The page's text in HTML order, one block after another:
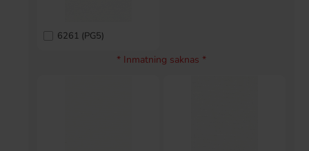
6261 (PG5)
* Inmatning saknas *